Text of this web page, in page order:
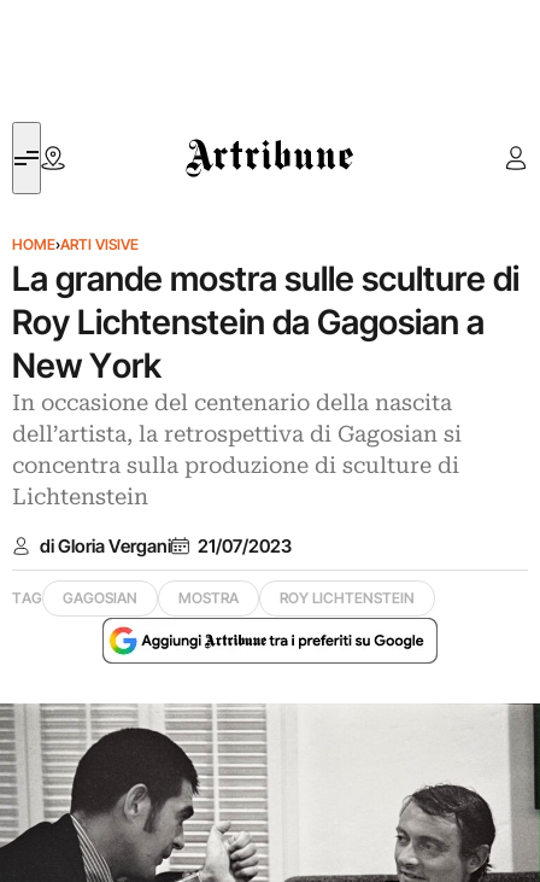
Artribune
HOME›ARTI VISIVE
La grande mostra sulle sculture di
Roy Lichtenstein da Gagosian a
New York
In occasione del centenario della nascita
dell’artista, la retrospettiva di Gagosian si
concentra sulla produzione di sculture di
Lichtenstein
di Gloria Vergani 21/07/2023
TAG GAGOSIAN MOSTRA ROY LICHTENSTEIN